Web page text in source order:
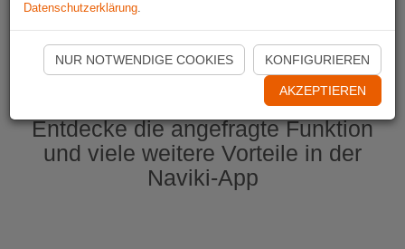
Naviki App jetzt öffnen
Entdecke die angefragte Funktion
und viele weitere Vorteile in der
Naviki-App
Datenschutzerklärung.
NUR NOTWENDIGE COOKIES KONFIGURIEREN
AKZEPTIEREN